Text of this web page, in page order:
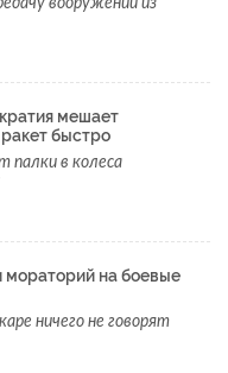
мешает
быстро
палки в колеса
мораторий на боевые
ничего не говорят